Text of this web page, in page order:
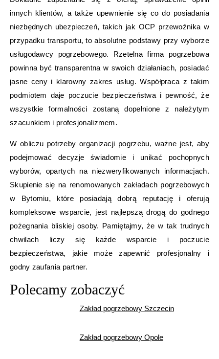
innych klientów, a także upewnienie się co do posiadania
niezbędnych ubezpieczeń, takich jak OCP przewoźnika w
przypadku transportu, to absolutne podstawy przy wyborze
usługodawcy pogrzebowego. Rzetelna firma pogrzebowa
powinna być transparentna w swoich działaniach, posiadać
jasne ceny i klarowny zakres usług. Współpraca z takim
podmiotem daje poczucie bezpieczeństwa i pewność, że
wszystkie formalności zostaną dopełnione z należytym
szacunkiem i profesjonalizmem.
W obliczu potrzeby organizacji pogrzebu, ważne jest, aby
podejmować decyzje świadomie i unikać pochopnych
wyborów, opartych na niezweryfikowanych informacjach.
Skupienie się na renomowanych zakładach pogrzebowych
w Bytomiu, które posiadają dobrą reputację i oferują
kompleksowe wsparcie, jest najlepszą drogą do godnego
pożegnania bliskiej osoby. Pamiętajmy, że w tak trudnych
chwilach liczy się każde wsparcie i poczucie
bezpieczeństwa, jakie może zapewnić profesjonalny i
godny zaufania partner.
Polecamy zobaczyć
Zakład pogrzebowy Szczecin
Zakład pogrzebowy Opole